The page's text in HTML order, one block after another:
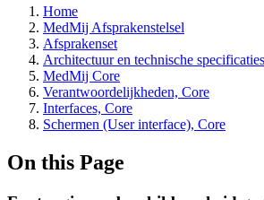
Home
MedMij Afsprakenstelsel
Afsprakenset
Architectuur en technische specificaties
MedMij Core
Verantwoordelijkheden, Core
Interfaces, Core
Schermen (User interface), Core
On this Page